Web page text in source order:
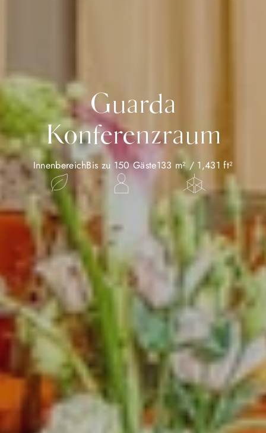
Guarda
Konferenzraum
InnenbereichBis zu 150 Gäste133 m² / 1,431 ft²